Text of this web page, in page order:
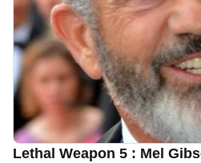
Lethal Weapon 5 : Mel